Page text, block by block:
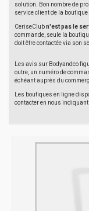
solution. Bon nombre de
service client de la boutique
CeriseClubn'est pas le
commande, seule la
doit être contactée via son
Les avis sur Bodyandco
outre, un numéro de
échéant auprès du
Les boutiques en ligne
contacter en nous indiquant